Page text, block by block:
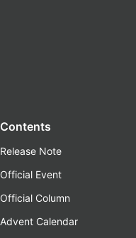
Contents
Release Note
Official Event
Official Column
Advent Calendar